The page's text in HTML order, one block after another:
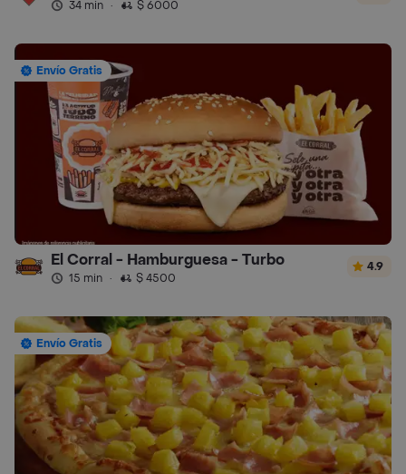
34 min · $ 6000
Envío Gratis
El Corral - Hamburguesa - Turbo
15 min · $ 4500
4.9
Envío Gratis